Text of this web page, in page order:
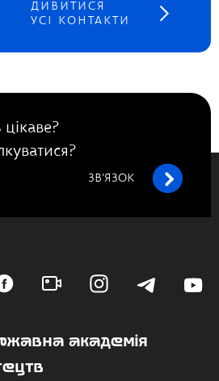
ДИВИТИСЯ
УСІ КОНТАКТИ
ЗВ’ЯЗОК
академія